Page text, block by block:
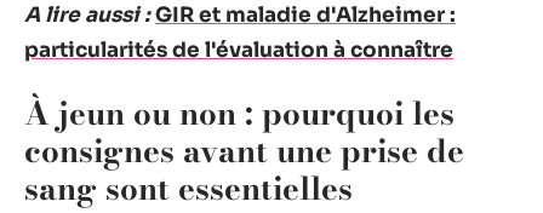
A lire aussi :GIR et maladie d'Alzheimer :
particularités de l'évaluation à connaître
À jeun ou non : pourquoi les
consignes avant une prise de
sang sont essentielles